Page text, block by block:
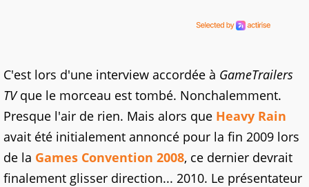
C'est lors d'une interview accordée à GameTrailers
TVque le morceau est tombé. Nonchalemment.
Presque l'air de rien. Mais alors que Heavy Rain
avait été initialement annoncé pour la fin 2009 lors
de la Games Convention 2008, ce dernier devrait
finalement glisser direction... 2010. Le présentateur